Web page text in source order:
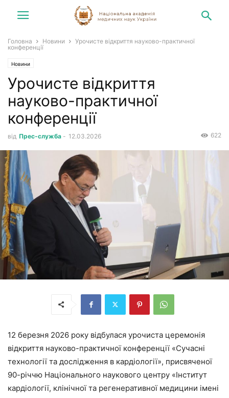
Головна Новини
Урочисте відкриття науково-практичної
конференції
Новини
Урочисте відкриття
науково-практичної
конференції
від Прес-служба - 12.03.2026 622
12 березня 2026 року відбулася урочиста церемонія
відкриття науково-практичної конференції «Сучасні
технології та дослідження в кардіології», присвяченої
90-річчю Національного наукового центру «Інститут
кардіології, клінічної та регенеративної медицини імені